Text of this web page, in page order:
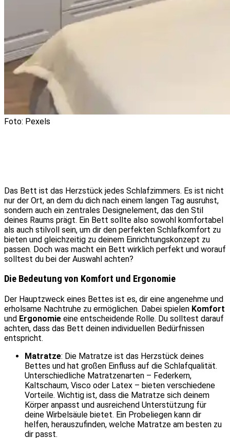
Foto: Pexels
Das Bett ist das Herzstück jedes Schlafzimmers. Es ist nicht
nur der Ort, an dem du dich nach einem langen Tag ausruhst,
sondern auch ein zentrales Designelement, das den Stil
deines Raums prägt. Ein Bett sollte also sowohl komfortabel
als auch stilvoll sein, um dir den perfekten Schlafkomfort zu
bieten und gleichzeitig zu deinem Einrichtungskonzept zu
passen. Doch was macht ein Bett wirklich perfekt und worauf
solltest du bei der Auswahl achten?
Die Bedeutung von Komfort und Ergonomie
Der Hauptzweck eines Bettes ist es, dir eine angenehme und
erholsame Nachtruhe zu ermöglichen. Dabei spielen Komfort
und Ergonomie eine entscheidende Rolle. Du solltest darauf
achten, dass das Bett deinen individuellen Bedürfnissen
entspricht.
Matratze: Die Matratze ist das Herzstück deines
Bettes und hat großen Einfluss auf die Schlafqualität.
Unterschiedliche Matratzenarten – Federkern,
Kaltschaum, Visco oder Latex – bieten verschiedene
Vorteile. Wichtig ist, dass die Matratze sich deinem
Körper anpasst und ausreichend Unterstützung für
deine Wirbelsäule bietet. Ein Probeliegen kann dir
helfen, herauszufinden, welche Matratze am besten zu
dir passt.